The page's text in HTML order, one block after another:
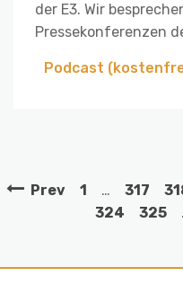
der E3. Wir
Pressekonferenzen
Podcast
Prev 1 … 317
324
325